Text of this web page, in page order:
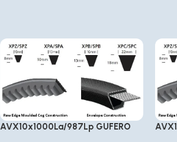
AVX10x1000La/987Lp GUFERO